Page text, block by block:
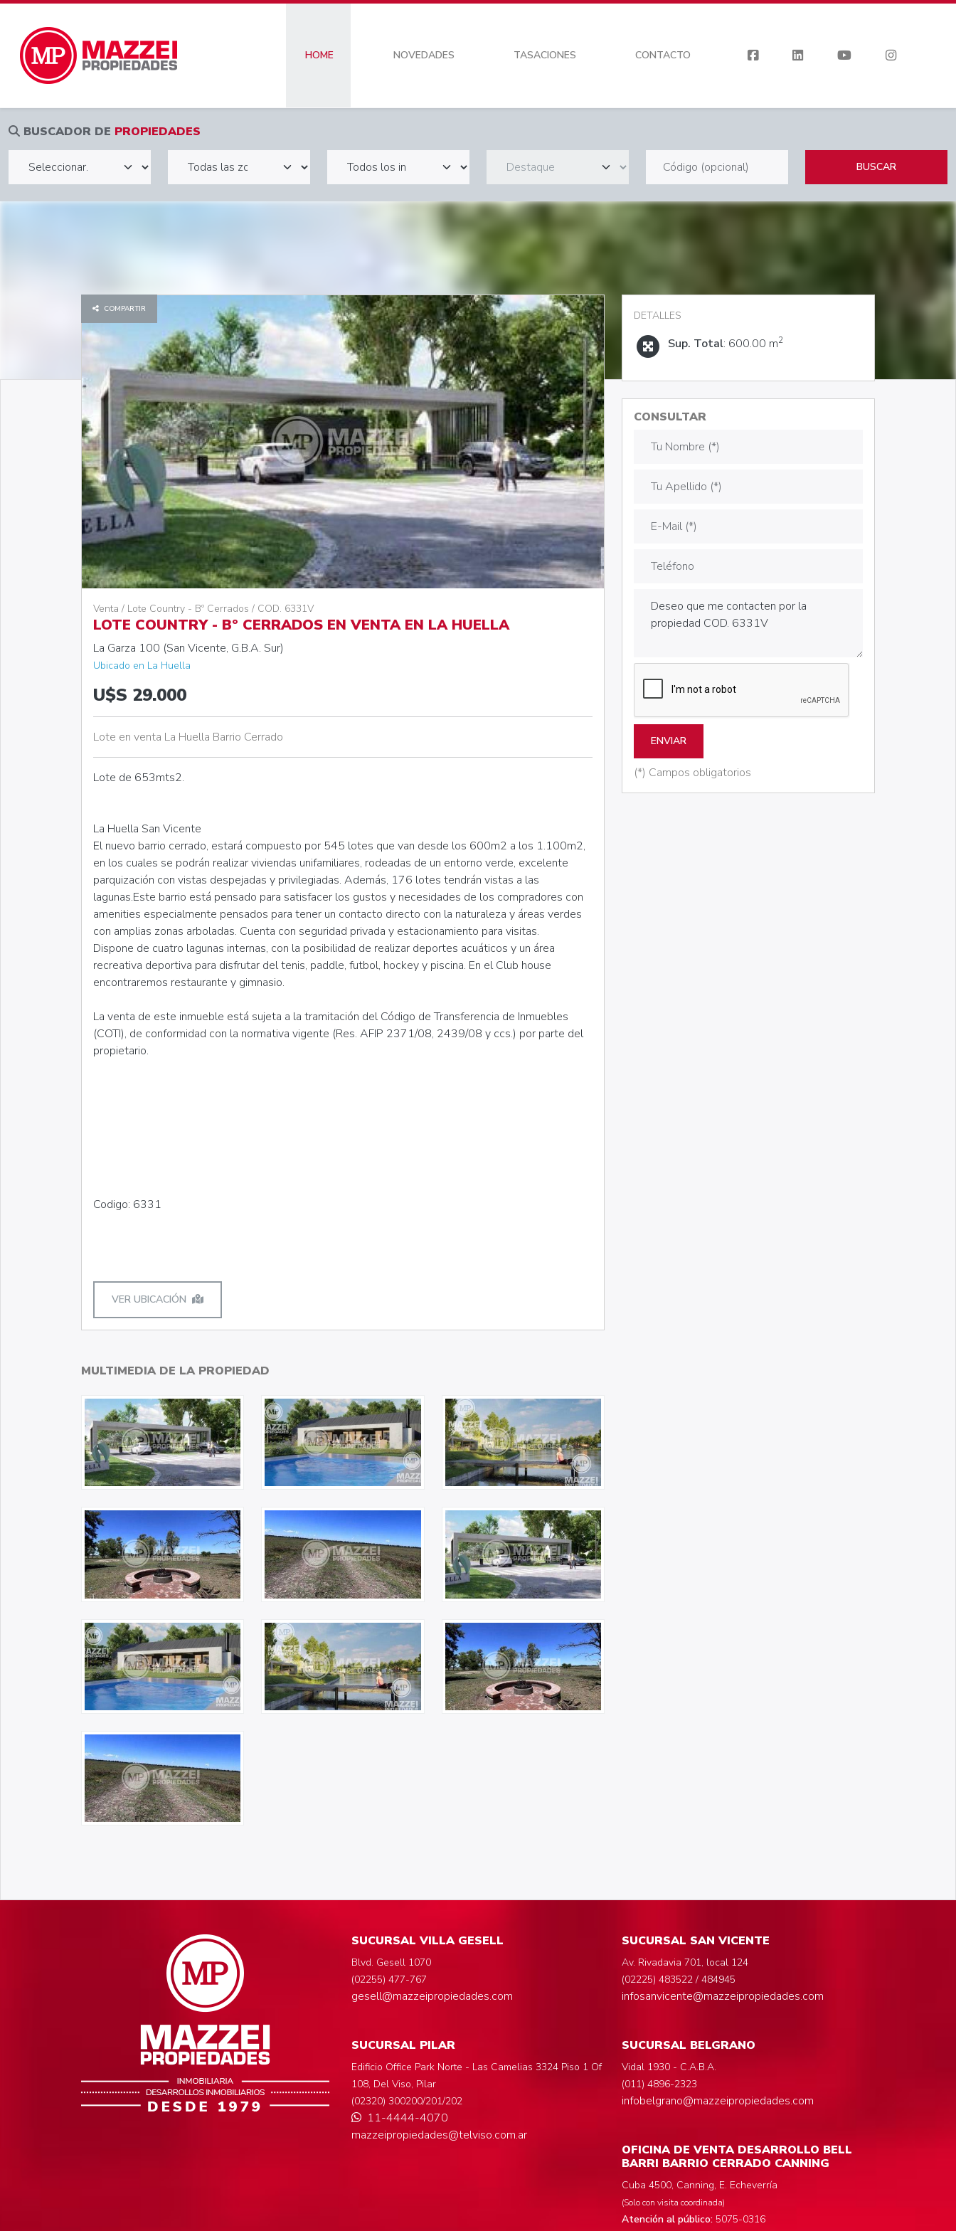
HOME NOVEDADES TASACIONES CONTACTO
BUSCADOR DE PROPIEDADES
BUSCAR
COMPARTIR
Venta / Lote Country - Bº Cerrados / COD. 6331V
LOTE COUNTRY - Bº CERRADOS EN VENTA EN LA HUELLA
La Garza 100 (San Vicente, G.B.A. Sur)
Ubicado en La Huella
U$S 29.000
Lote en venta La Huella Barrio Cerrado
Lote de 653mts2.
La Huella San Vicente
El nuevo barrio cerrado, estará compuesto por 545 lotes que van desde los 600m2 a los 1.100m2,
en los cuales se podrán realizar viviendas unifamiliares, rodeadas de un entorno verde, excelente
parquización con vistas despejadas y privilegiadas. Además, 176 lotes tendrán vistas a las
lagunas.Este barrio está pensado para satisfacer los gustos y necesidades de los compradores con
amenities especialmente pensados para tener un contacto directo con la naturaleza y áreas verdes
con amplias zonas arboladas. Cuenta con seguridad privada y estacionamiento para visitas.
Dispone de cuatro lagunas internas, con la posibilidad de realizar deportes acuáticos y un área
recreativa deportiva para disfrutar del tenis, paddle, futbol, hockey y piscina. En el Club house
encontraremos restaurante y gimnasio.
La venta de este inmueble está sujeta a la tramitación del Código de Transferencia de Inmuebles
(COTI), de conformidad con la normativa vigente (Res. AFIP 2371/08, 2439/08 y ccs.) por parte del
propietario.
Codigo: 6331
VER UBICACIÓN
MULTIMEDIA DE LA PROPIEDAD
DETALLES
Sup. Total: 600.00 m2
CONSULTAR
ENVIAR
(*) Campos obligatorios
SUCURSAL VILLA GESELL
Blvd. Gesell 1070
(02255) 477-767
gesell@mazzeipropiedades.com
SUCURSAL PILAR
Edificio Office Park Norte - Las Camelias 3324 Piso 1 Of
108, Del Viso, Pilar
(02320) 300200/201/202
11-4444-4070
mazzeipropiedades@telviso.com.ar
SUCURSAL SAN VICENTE
Av. Rivadavia 701, local 124
(02225) 483522 / 484945
infosanvicente@mazzeipropiedades.com
SUCURSAL BELGRANO
Vidal 1930 - C.A.B.A.
(011) 4896-2323
infobelgrano@mazzeipropiedades.com
OFICINA DE VENTA DESARROLLO BELL
BARRI BARRIO CERRADO CANNING
Cuba 4500, Canning, E. Echeverría
(Solo con visita coordinada)
Atención al público: 5075-0316